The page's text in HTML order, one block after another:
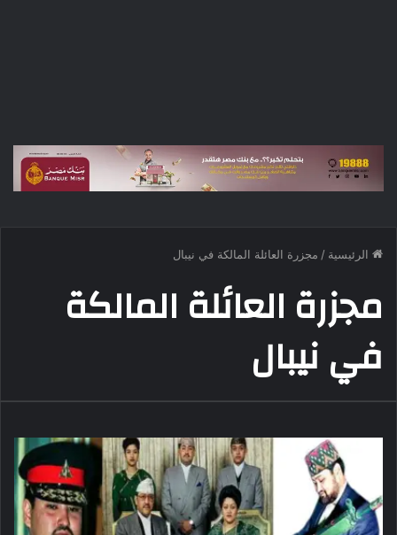
الرئيسية / مجزرة العائلة المالكة في نيبال
مجزرة العائلة المالكة
في نيبال